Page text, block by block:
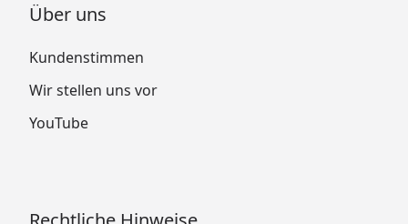
Über uns
Kundenstimmen
Wir stellen uns vor
YouTube